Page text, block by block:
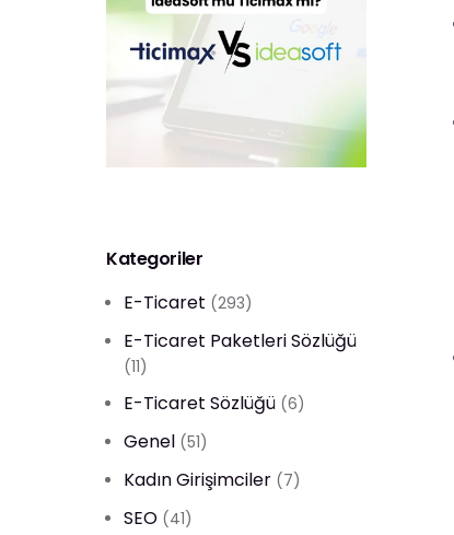
Kategoriler
E-Ticaret (293)
E-Ticaret Paketleri Sözlüğü
(11)
E-Ticaret Sözlüğü (6)
Genel (51)
Kadın Girişimciler (7)
SEO (41)